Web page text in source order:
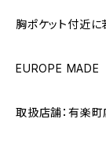
胸ポケット付近に
EUROPE MADE
取扱店舗：有楽町